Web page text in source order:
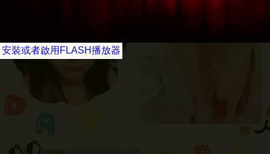
安裝或者啟用FLASH播放器